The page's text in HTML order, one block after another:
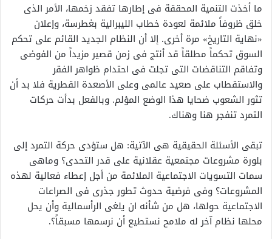
ما أخذت التنمية المحققة فى إطارها تفقد زخمها، الأمر الذى
خلق ظروفاً ملائمة لعودة خطاب الليبرالية بغطرسة، وإعلان
«نهاية التاريخ» مرة أخرى. إلا أن النظام الجديد القائم على تحكم
السوق تحكماً مطلقاً قد أنتج فى زمن قصير مزيداً من الفوضى
وتفاقم التناقضات التى تجلت فى احتدام ظواهر الفقر
والاستقطاب على صعيد عالمى وعلى الأصعدة القطرية فلا بد أن
تثور الشعوب ضحايا هذا الوضع المؤلم. وبالفعل بدأت حركات
التمرد تنفجر هنا وهناك.
تبقى الأسئلة الحقيقية هى الآتية: هل ستؤدى حركة التمرد إلى
بلورة مشروعات مجتمعية عقلانية على قدر التحدى؟ وماهى
سمات التسويات الاجتماعية الملائمة من أجل إعطاء فعالية لهذه
المشروعات؟ وفى فرضية حدوث تطور جذرى فى الصراعات
الاجتماعية حولها، هل من شأنه ان يلغى الرأسمالية وأن يحل
محلها نظام آخر له ملامح نستطيع أن نرسمها مسبقاً؟.